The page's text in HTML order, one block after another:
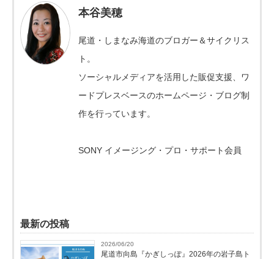
本谷美穂
尾道・しまなみ海道のブロガー＆サイクリス
ト。
ソーシャルメディアを活用した販促支援、ワ
ードプレスベースのホームページ・ブログ制
作を行っています。
SONY イメージング・プロ・サポート会員
最新の投稿
2026/06/20
尾道市向島『かぎしっぽ』2026年の岩子島ト